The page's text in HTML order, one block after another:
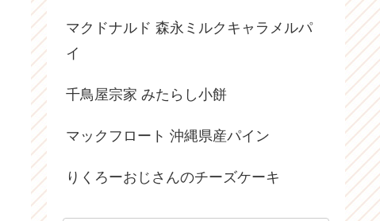
マクドナルド 森永ミルクキャラメルパ
イ
千鳥屋宗家 みたらし小餅
マックフロート 沖縄県産パイン
りくろーおじさんのチーズケーキ